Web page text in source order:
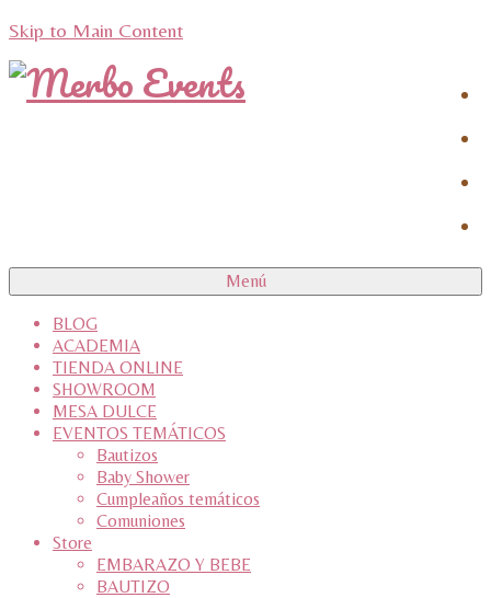
Skip to Main Content
Menú
BLOG
ACADEMIA
TIENDA ONLINE
SHOWROOM
MESA DULCE
EVENTOS TEMÁTICOS
Bautizos
Baby Shower
Cumpleaños temáticos
Comuniones
Store
EMBARAZO Y BEBE
BAUTIZO